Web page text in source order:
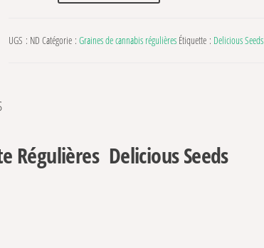
UGS : ND Catégorie : Graines de cannabis régulières Étiquette : Delicious Seeds
Régulières Delicious Seeds